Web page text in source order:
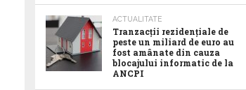
ACTUALITATE
Tranzacții rezidențiale de
peste un miliard de euro au
fost amânate din cauza
blocajului informatic de la
ANCPI